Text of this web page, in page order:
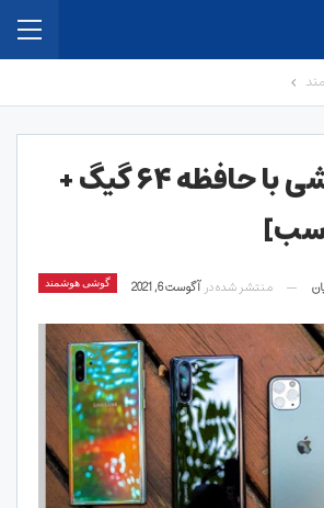
بهترین گوشی با حافظه ۶۴ گیگ +
گوشی هوشمند منتشر شده در آگوست 6, 2021